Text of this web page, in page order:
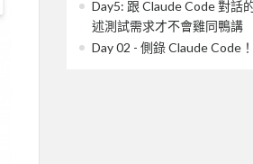
Day5: 跟 Claude Code 對話
述測試需求才不會雞同鴨講
Day 02 - 側錄 Claude Code！